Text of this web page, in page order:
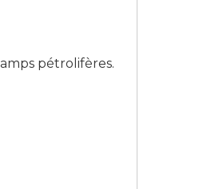
pétrolifères.